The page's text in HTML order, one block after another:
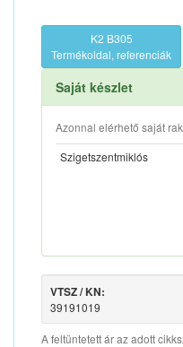
K2 B305
Termékoldal, referenciák
Saját készlet
Azonnal elérhető saját
Szigetszentmiklós
VTSZ / KN:
39191019
A feltüntetett ár az adott